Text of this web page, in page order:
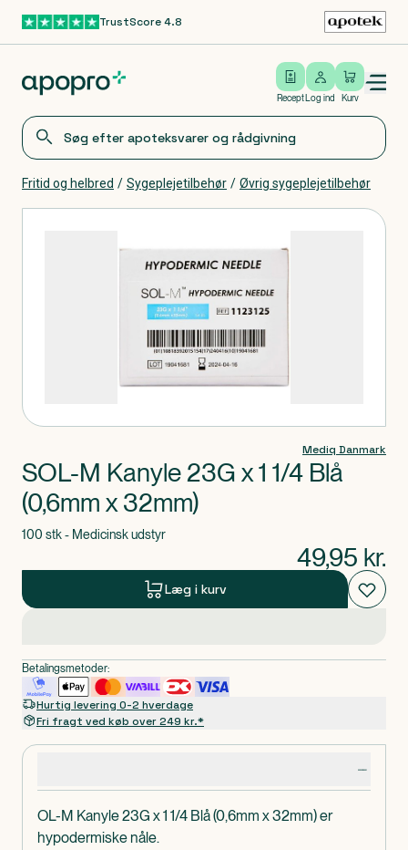
Gå til hovedindholdTrustScore 4.8
Recept
Log ind
Log ind Kurv
Open/close menu
Fritid og helbred / Sygeplejetilbehør / Øvrig sygeplejetilbehør
OL-M Kanyle 23G x 1 1/4 Blå (0,6mm x 32mm) er
hypodermiske nåle.
Mediq Danmark
SOL-M Kanyle 23G x 1 1/4 Blå
(0,6mm x 32mm)
100 stk - Medicinsk udstyr
49,95 kr.
Læg i kurv
Betalingsmetoder:
Hurtig levering 0-2 hverdage
Fri fragt ved køb over 249 kr.*